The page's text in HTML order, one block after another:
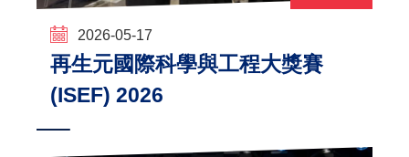
2026-05-17
再生元國際科學與工程大獎賽
(ISEF) 2026